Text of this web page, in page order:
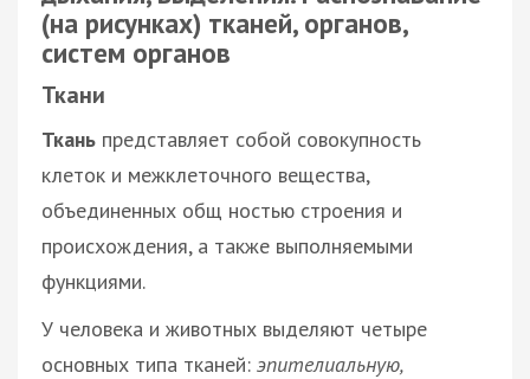
(на рисунках) тканей, органов,
систем органов
Ткани
Ткань представляет собой совокупность
клеток и межклеточного вещества,
объединенных общ ностью строения и
происхождения, а также выполняемыми
функциями.
У человека и животных выделяют четыре
основных типа тканей: эпителиальную,